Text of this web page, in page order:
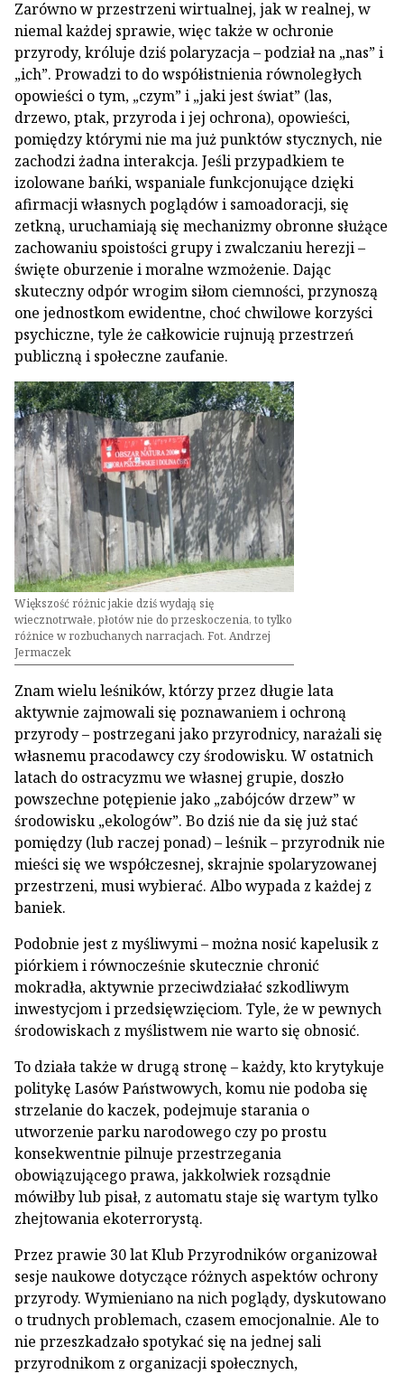
Zarówno w przestrzeni wirtualnej, jak w realnej, w
niemal każdej sprawie, więc także w ochronie
przyrody, króluje dziś polaryzacja – podział na „nas” i
„ich”. Prowadzi to do współistnienia równoległych
opowieści o tym, „czym” i „jaki jest świat” (las,
drzewo, ptak, przyroda i jej ochrona), opowieści,
pomiędzy którymi nie ma już punktów stycznych, nie
zachodzi żadna interakcja. Jeśli przypadkiem te
izolowane bańki, wspaniale funkcjonujące dzięki
afirmacji własnych poglądów i samoadoracji, się
zetkną, uruchamiają się mechanizmy obronne służące
zachowaniu spoistości grupy i zwalczaniu herezji –
święte oburzenie i moralne wzmożenie. Dając
skuteczny odpór wrogim siłom ciemności, przynoszą
one jednostkom ewidentne, choć chwilowe korzyści
psychiczne, tyle że całkowicie rujnują przestrzeń
publiczną i społeczne zaufanie.
Większość różnic jakie dziś wydają się
wiecznotrwałe, płotów nie do przeskoczenia, to tylko
różnice w rozbuchanych narracjach. Fot. Andrzej
Jermaczek
Znam wielu leśników, którzy przez długie lata
aktywnie zajmowali się poznawaniem i ochroną
przyrody – postrzegani jako przyrodnicy, narażali się
własnemu pracodawcy czy środowisku. W ostatnich
latach do ostracyzmu we własnej grupie, doszło
powszechne potępienie jako „zabójców drzew” w
środowisku „ekologów”. Bo dziś nie da się już stać
pomiędzy (lub raczej ponad) – leśnik – przyrodnik nie
mieści się we współczesnej, skrajnie spolaryzowanej
przestrzeni, musi wybierać. Albo wypada z każdej z
baniek.
Podobnie jest z myśliwymi – można nosić kapelusik z
piórkiem i równocześnie skutecznie chronić
mokradła, aktywnie przeciwdziałać szkodliwym
inwestycjom i przedsięwzięciom. Tyle, że w pewnych
środowiskach z myślistwem nie warto się obnosić.
To działa także w drugą stronę – każdy, kto krytykuje
politykę Lasów Państwowych, komu nie podoba się
strzelanie do kaczek, podejmuje starania o
utworzenie parku narodowego czy po prostu
konsekwentnie pilnuje przestrzegania
obowiązującego prawa, jakkolwiek rozsądnie
mówiłby lub pisał, z automatu staje się wartym tylko
zhejtowania ekoterrorystą.
Przez prawie 30 lat Klub Przyrodników organizował
sesje naukowe dotyczące różnych aspektów ochrony
przyrody. Wymieniano na nich poglądy, dyskutowano
o trudnych problemach, czasem emocjonalnie. Ale to
nie przeszkadzało spotykać się na jednej sali
przyrodnikom z organizacji społecznych,